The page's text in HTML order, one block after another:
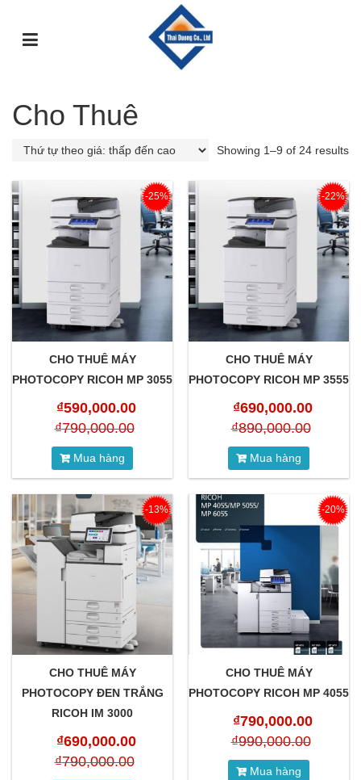
CHỦ
THIỆU
VỤ
KIỆN
TƯ
PHẨM
Cho Thuê
Showing 1–9 of 24 results
CHO THUÊ MÁY
PHOTOCOPY RICOH MP 3055
₫590,000.00
₫790,000.00
Mua hàng
-25%
CHO THUÊ MÁY
PHOTOCOPY RICOH MP 3555
₫690,000.00
₫890,000.00
Mua hàng
-22%
CHO THUÊ MÁY
PHOTOCOPY ĐEN TRẮNG
RICOH IM 3000
₫690,000.00
₫790,000.00
-13%
CHO THUÊ MÁY
PHOTOCOPY RICOH MP 4055
₫790,000.00
₫990,000.00
Mua hàng
-20%